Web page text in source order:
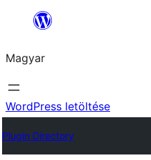
Ugrás
tartalomhoz
Magyar
WordPress letöltése
Plugin Directory